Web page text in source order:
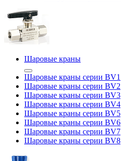
Шаровые краны
Шаровые краны серии BV1
Шаровые краны серии BV2
Шаровые краны серии BV3
Шаровые краны серии BV4
Шаровые краны серии BV5
Шаровые краны серии BV6
Шаровые краны серии BV7
Шаровые краны серии BV8